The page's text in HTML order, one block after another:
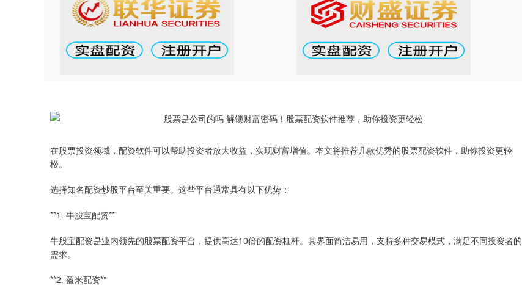
在股票投资领域，配资软件可以帮助投资者放大收益，实现财富增值。本文将推荐几款优秀的股票配资软件，助你投资更轻
松。
选择知名配资炒股平台至关重要。这些平台通常具有以下优势：
**1. 牛股宝配资**
牛股宝配资是业内领先的股票配资平台，提供高达10倍的配资杠杆。其界面简洁易用，支持多种交易模式，满足不同投资者的
需求。
**2. 盈米配资**